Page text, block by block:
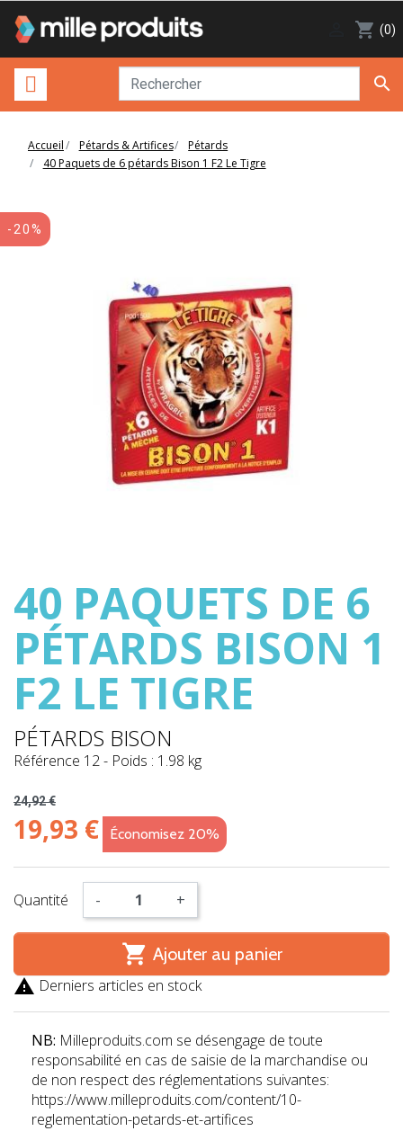
shopping_cart (0)

Accueil Pétards & Artifices
Pétards
40 Paquets de 6 pétards Bison 1 F2 Le Tigre
-20%
40 PAQUETS DE 6
PÉTARDS BISON 1
F2 LE TIGRE
PÉTARDS BISON
Référence 12- Poids : 1.98 kg
24,92 €
19,93 € Économisez 20%
Quantité - +
 Ajouter au panier
 Derniers articles en stock
NB: Milleproduits.com se désengage de toute
responsabilité en cas de saisie de la marchandise ou
de non respect des réglementations suivantes:
https://www.milleproduits.com/content/10-
reglementation-petards-et-artifices